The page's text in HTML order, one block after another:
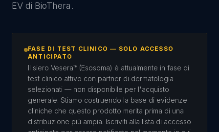
EV di BioThera.
FASE DI TEST CLINICO — SOLO ACCESSO
ANTICIPATO
Il siero Vesera™ (Esosoma) è attualmente in fase di
test clinico attivo con partner di dermatologia
selezionati — non disponibile per l'acquisto
generale. Stiamo costruendo la base di evidenze
cliniche che questo prodotto merita prima di una
distribuzione più ampia. Iscriviti alla lista di accesso